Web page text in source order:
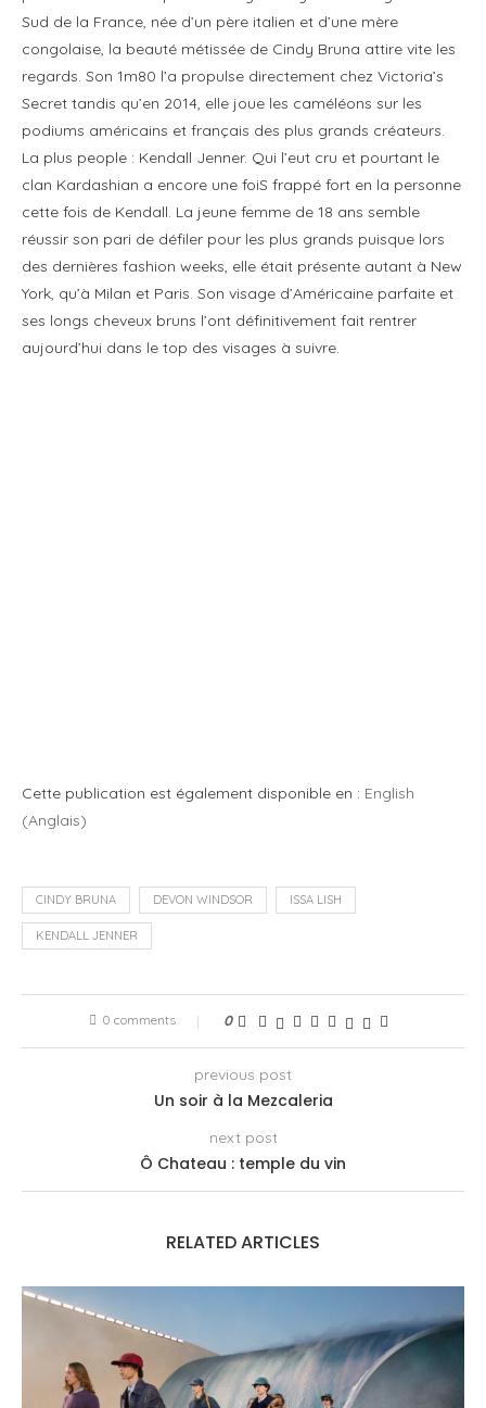
Sud de la France, née d’un père italien et d’une mère
congolaise, la beauté métissée de Cindy Bruna attire vite les
regards. Son 1m80 l’a propulse directement chez Victoria’s
Secret tandis qu’en 2014, elle joue les caméléons sur les
podiums américains et français des plus grands créateurs.
La plus people : Kendall Jenner. Qui l’eut cru et pourtant le
clan Kardashian a encore une foiS frappé fort en la personne
cette fois de Kendall. La jeune femme de 18 ans semble
réussir son pari de défiler pour les plus grands puisque lors
des dernières fashion weeks, elle était présente autant à New
York, qu’à Milan et Paris. Son visage d’Américaine parfaite et
ses longs cheveux bruns l’ont définitivement fait rentrer
aujourd’hui dans le top des visages à suivre.
Cette publication est également disponible en : English
(Anglais)
CINDY BRUNA DEVON WINDSOR ISSA LISH
KENDALL JENNER
0 comments 0
previous post
Un soir à la Mezcaleria
next post
Ô Chateau : temple du vin
RELATED ARTICLES